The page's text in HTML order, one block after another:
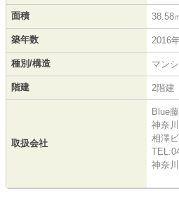
面積 38.58
築年数 2016
種別/構造 マン
階建 2階建
取扱会社
Blue
神奈
相澤
神奈